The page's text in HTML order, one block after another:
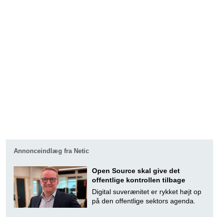
Annonceindlæg fra Netic
Open Source skal give det
offentlige kontrollen tilbage
Digital suverænitet er rykket højt op
på den offentlige sektors agenda.